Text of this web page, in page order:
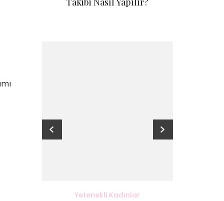
Yetenekli Kadınlar